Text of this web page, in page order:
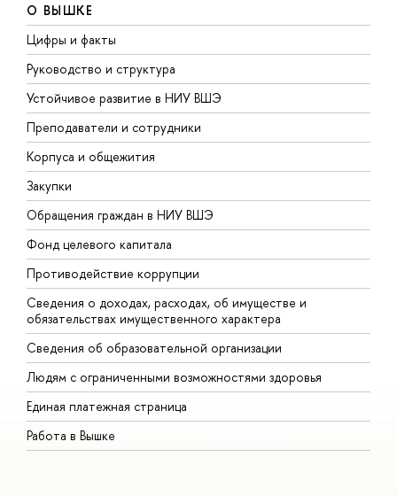
О ВЫШКЕ
Цифры и факты
Руководство и структура
Устойчивое развитие в НИУ ВШЭ
Преподаватели и сотрудники
Корпуса и общежития
Закупки
Обращения граждан в НИУ ВШЭ
Фонд целевого капитала
Противодействие коррупции
Сведения о доходах, расходах, об имуществе и
обязательствах имущественного характера
Сведения об образовательной организации
Людям с ограниченными возможностями здоровья
Единая платежная страница
Работа в Вышке